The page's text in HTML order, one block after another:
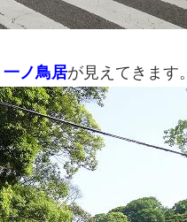
一ノ鳥居が見えてきます。